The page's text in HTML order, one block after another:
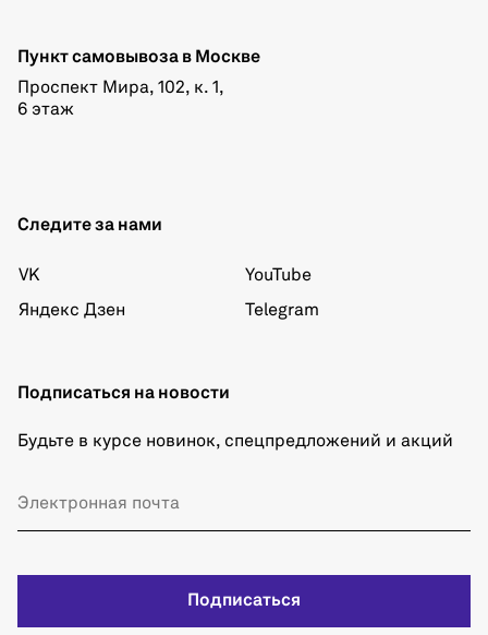
Пункт самовывоза в Москве
Проспект Мира, 102, к. 1,
6 этаж
Следите за нами
VK
Яндекс Дзен
YouTube
Telegram
Подписаться на новости
Будьте в курсе новинок, спецпредложений и акций
Подписаться